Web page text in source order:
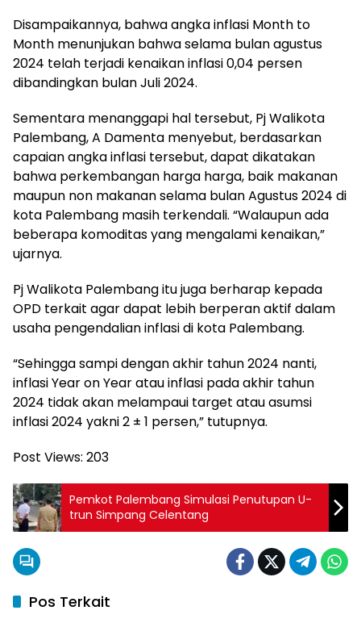
Disampaikannya, bahwa angka inflasi Month to
Month menunjukan bahwa selama bulan agustus
2024 telah terjadi kenaikan inflasi 0,04 persen
dibandingkan bulan Juli 2024.
Sementara menanggapi hal tersebut, Pj Walikota
Palembang, A Damenta menyebut, berdasarkan
capaian angka inflasi tersebut, dapat dikatakan
bahwa perkembangan harga harga, baik makanan
maupun non makanan selama bulan Agustus 2024 di
kota Palembang masih terkendali. “Walaupun ada
beberapa komoditas yang mengalami kenaikan,”
ujarnya.
Pj Walikota Palembang itu juga berharap kepada
OPD terkait agar dapat lebih berperan aktif dalam
usaha pengendalian inflasi di kota Palembang.
“Sehingga sampi dengan akhir tahun 2024 nanti,
inflasi Year on Year atau inflasi pada akhir tahun
2024 tidak akan melampaui target atau asumsi
inflasi 2024 yakni 2 ± 1 persen,” tutupnya.
Post Views: 203
Pemkot Palembang Simulasi Penutupan U-
trun Simpang Celentang
Pos Terkait